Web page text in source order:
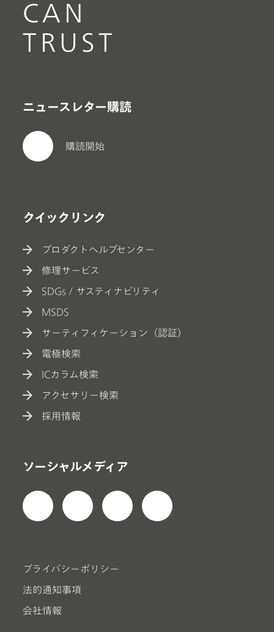
CAN
TRUST
ニュースレター購読
購読開始
クイックリンク
プロダクトヘルプセンター
修理サービス
SDGs / サスティナビリティ
MSDS
サーティフィケーション（認証）
電極検索
ICカラム検索
アクセサリー検索
採用情報
ソーシャルメディア
プライバシーポリシー
法的通知事項
会社情報